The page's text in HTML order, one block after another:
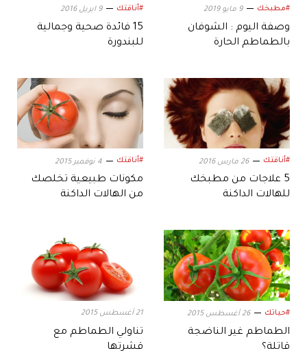
#مطبخك 9 مايو 2019
وصفة اليوم : الشوفان
بالطماطم الحارة
#أناقتك 9 ابريل 2016
15 فائدة صحية وجمالية
للبندورة
#أناقتك 26 مارس 2016
5 علاجات من مطبخك
للهالات الداكنة
#أناقتك 4 نوفمبر 2015
مكونات طبيعية تخلصك
من الهالات الداكنة
#حياتك 26 أغسطس 2015
الطماطم غير الناضجة
قاتلة؟
21 أغسطس 2015
تناولي الطماطم مع
قشرتها